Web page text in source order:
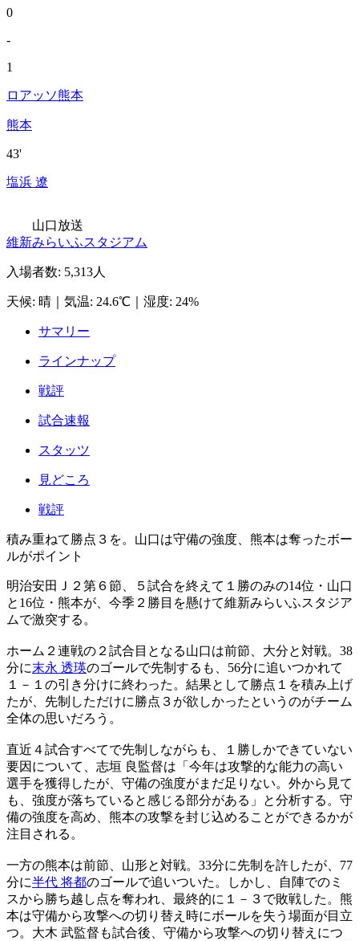
0
-
1
ロアッソ熊本
熊本
43'
塩浜 遼
山口放送
維新みらいふスタジアム
入場者数: 5,313人
天候: 晴 気温: 24.6℃ 湿度: 24%
サマリー
ラインナップ
戦評
試合速報
スタッツ
見どころ
戦評
積み重ねて勝点３を。山口は守備の強度、熊本は奪ったボー
ルがポイント
明治安田Ｊ２第６節、５試合を終えて１勝のみの14位・山口
と16位・熊本が、今季２勝目を懸けて維新みらいふスタジア
ムで激突する。
ホーム２連戦の２試合目となる山口は前節、大分と対戦。38
分に末永 透瑛のゴールで先制するも、56分に追いつかれて
１－１の引き分けに終わった。結果として勝点１を積み上げ
たが、先制しただけに勝点３が欲しかったというのがチーム
全体の思いだろう。
直近４試合すべてで先制しながらも、１勝しかできていない
要因について、志垣 良監督は「今年は攻撃的な能力の高い
選手を獲得したが、守備の強度がまだ足りない。外から見て
も、強度が落ちていると感じる部分がある」と分析する。守
備の強度を高め、熊本の攻撃を封じ込めることができるかが
注目される。
一方の熊本は前節、山形と対戦。33分に先制を許したが、77
分に半代 将都のゴールで追いついた。しかし、自陣でのミ
スから勝ち越し点を奪われ、最終的に１－３で敗戦した。熊
本は守備から攻撃への切り替え時にボールを失う場面が目立
つ。大木 武監督も試合後、守備から攻撃への切り替えにつ